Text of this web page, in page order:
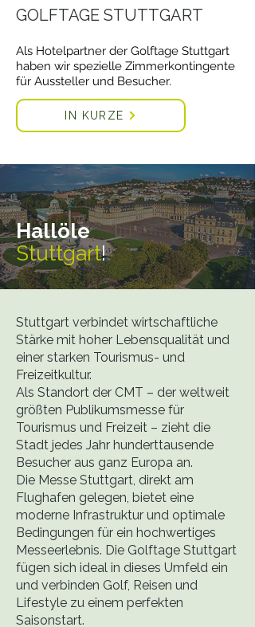
GOLFTAGE STUTTGART
Als Hotelpartner der Golftage Stuttgart
haben wir spezielle Zimmerkontingente
für Aussteller und Besucher.
IN KÜRZE
Hallöle
Stuttgart!
Stuttgart verbindet wirtschaftliche
Stärke mit hoher Lebensqualität und
einer starken Tourismus- und
Freizeitkultur.
Als Standort der CMT – der weltweit
größten Publikumsmesse für
Tourismus und Freizeit – zieht die
Stadt jedes Jahr hunderttausende
Besucher aus ganz Europa an.
Die Messe Stuttgart, direkt am
Flughafen gelegen, bietet eine
moderne Infrastruktur und optimale
Bedingungen für ein hochwertiges
Messeerlebnis. Die Golftage Stuttgart
fügen sich ideal in dieses Umfeld ein
und verbinden Golf, Reisen und
Lifestyle zu einem perfekten
Saisonstart.